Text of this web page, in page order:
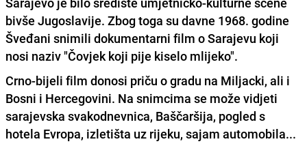
bivše Jugoslavije. Zbog toga su davne 1968. godine
Šveđani snimili dokumentarni film o Sarajevu koji
nosi naziv "Čovjek koji pije kiselo mlijeko".
Crno-bijeli film donosi priču o gradu na Miljacki, ali i
Bosni i Hercegovini. Na snimcima se može vidjeti
sarajevska svakodnevnica, Baščaršija, pogled s
hotela Evropa, izletišta uz rijeku, sajam automobila...